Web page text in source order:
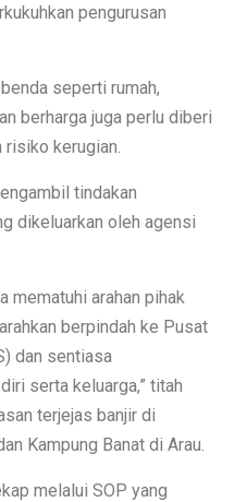
pengurusan
seperti rumah,
berharga juga perlu diberi
risiko kerugian.
tindakan
dikeluarkan oleh agensi
mematuhi arahan pihak
berpindah ke Pusat
dan sentiasa
serta keluarga,” titah
terjejas banjir di
Kampung Banat di Arau.
melalui SOP yang